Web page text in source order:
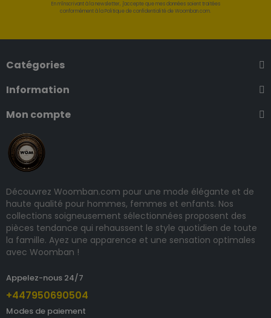
En m'inscrivant à la newsletter, j'accepte que mes données soient traitées
conformément à la Politique de confidentialité de Woomban.com.
Catégories
Information
Mon compte
Découvrez Woomban.com pour une mode élégante et de
haute qualité pour hommes, femmes et enfants. Nos
collections soigneusement sélectionnées proposent des
pièces tendance qui rehaussent le style quotidien de toute
la famille. Ayez une apparence et une sensation optimales
avec Woomban !
Appelez-nous 24/7
+447950690504
Modes de paiement